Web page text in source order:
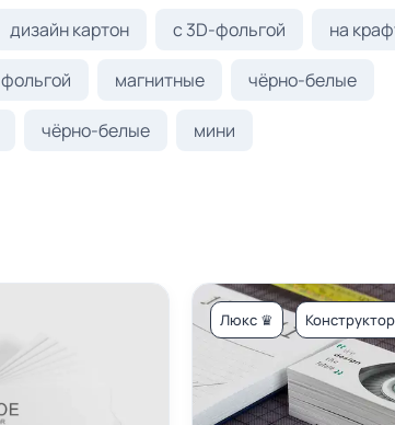
дизайн картон с 3D-фольгой на
магнитные чёрно-белые
чёрно-белые мини
Люкс ♛ Конструктор